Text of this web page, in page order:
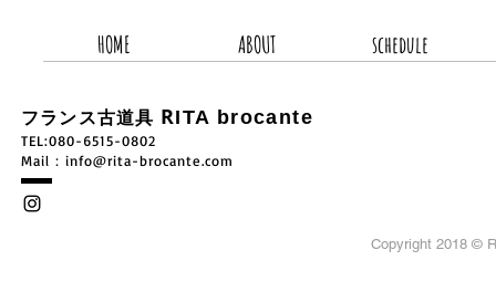
HOME ABOUT schedule
フランス古道具 RITA brocante
TEL:080-6515-0802
​Mail：info@rita-brocante.com
Copyright 2018 ©